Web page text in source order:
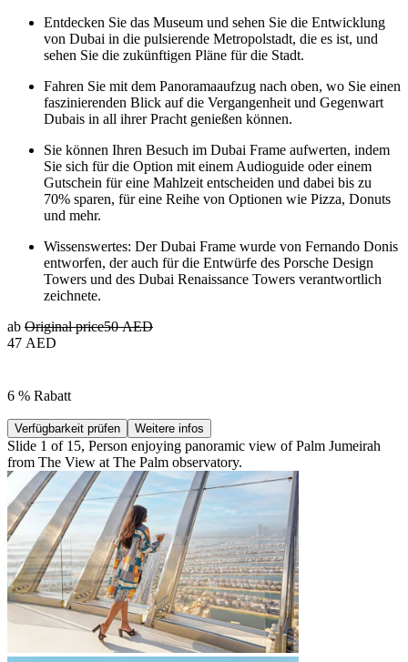
Entdecken Sie das Museum und sehen Sie die Entwicklung
von Dubai in die pulsierende Metropolstadt, die es ist, und
sehen Sie die zukünftigen Pläne für die Stadt.
Fahren Sie mit dem Panoramaaufzug nach oben, wo Sie einen
faszinierenden Blick auf die Vergangenheit und Gegenwart
Dubais in all ihrer Pracht genießen können.
Sie können Ihren Besuch im Dubai Frame aufwerten, indem
Sie sich für die Option mit einem Audioguide oder einem
Gutschein für eine Mahlzeit entscheiden und dabei bis zu
70% sparen, für eine Reihe von Optionen wie Pizza, Donuts
und mehr.
Wissenswertes: Der Dubai Frame wurde von Fernando Donis
entworfen, der auch für die Entwürfe des Porsche Design
Towers und des Dubai Renaissance Towers verantwortlich
zeichnete.
ab Original price50 AED
47 AED
6 % Rabatt
Verfügbarkeit prüfen Weitere infos
Slide 1 of 15, Person enjoying panoramic view of Palm Jumeirah
from The View at The Palm observatory.